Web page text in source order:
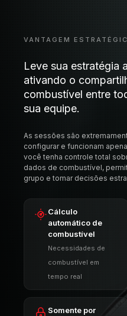
VANTAGEM
Leve sua estratégia
ativando o
combustível entre
sua equipe.
As sessões são
configurar e funcionam
você tenha controle total
dados de combustível,
grupo e tomar decisões
Cálculo
automático de
combustível
Necessidades de
combustível em
tempo real
Somente por